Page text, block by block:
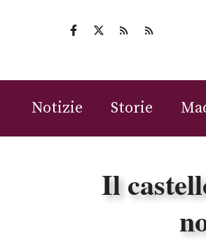
Notizie Storie
Il